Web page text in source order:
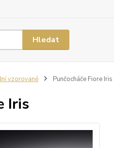
Hledat
vzorované Punčocháče Fiore Iris
Iris